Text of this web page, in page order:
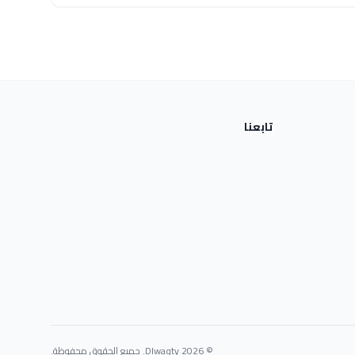
تابعنا
© 2026 Dlwaqty. جميع الحقوق محفوظة.